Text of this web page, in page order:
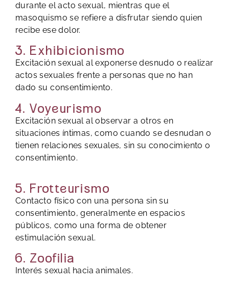
durante el acto sexual, mientras que el
masoquismo se refiere a disfrutar siendo quien
recibe ese dolor.
3. Exhibicionismo
Excitación sexual al exponerse desnudo o realizar
actos sexuales frente a personas que no han
dado su consentimiento.
4. Voyeurismo
Excitación sexual al observar a otros en
situaciones íntimas, como cuando se desnudan o
tienen relaciones sexuales, sin su conocimiento o
consentimiento.
5. Frotteurismo
Contacto físico con una persona sin su
consentimiento, generalmente en espacios
públicos, como una forma de obtener
estimulación sexual.
6. Zoofilia
Interés sexual hacia animales.